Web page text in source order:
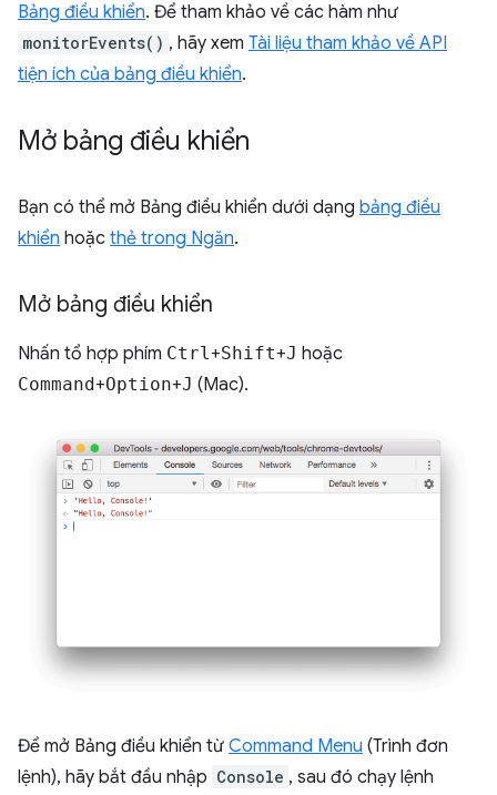
Bảng điều khiển. Để tham khảo về các hàm như
monitorEvents() , hãy xem Tài liệu tham khảo về API
tiện ích của bảng điều khiển.
Mở bảng điều khiển
Bạn có thể mở Bảng điều khiển dưới dạng bảng điều
khiển hoặc thẻ trong Ngăn.
Mở bảng điều khiển
Nhấn tổ hợp phím Ctrl+Shift+J hoặc
Command+Option+J (Mac).
Để mở Bảng điều khiển từ Command Menu (Trình đơn
lệnh), hãy bắt đầu nhập Console , sau đó chạy lệnh